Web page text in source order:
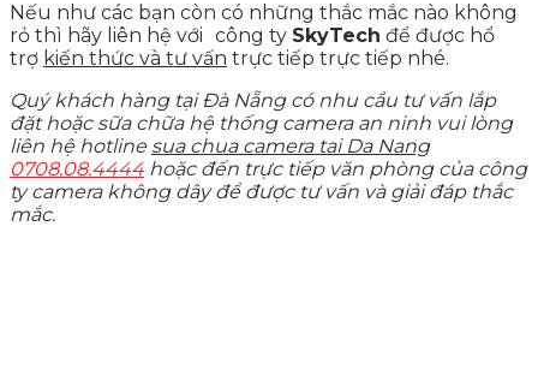
Nếu như các bạn còn có những thắc mắc nào không
rỏ thì hãy liên hệ với công ty SkyTech để được hổ
trợ kiến thức và tư vấn trực tiếp trực tiếp nhé.
Quý khách hàng tại Đà Nẵng có nhu cầu tư vấn lắp
đặt hoặc sữa chữa hệ thống camera an ninh vui lòng
liên hệ hotline sua chua camera tai Da Nang
0708.08.4444hoặc đến trực tiếp văn phòng của công
ty camera không dây để được tư vấn và giải đáp thắc
mắc.